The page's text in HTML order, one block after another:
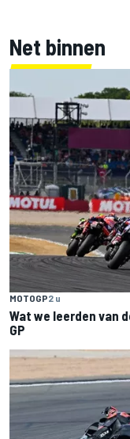
Net binnen
MOTOGP2 u
Wat we leerden van
GP